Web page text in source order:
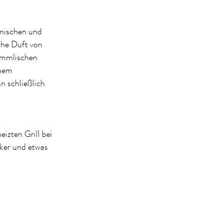
und
Duft von
schließlich
Grill bei
und etwas